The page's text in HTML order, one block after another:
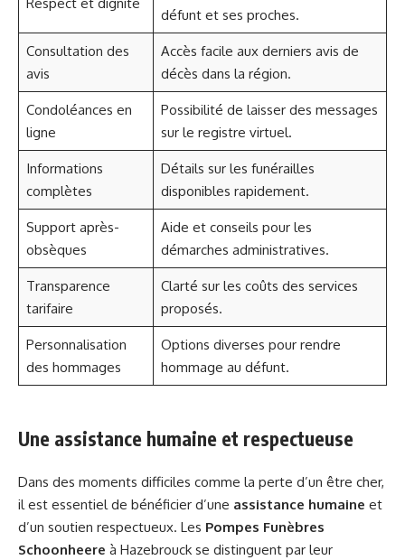
défunt et ses proches.
Consultation des
avis
Accès facile aux derniers avis de
décès dans la région.
Condoléances en
ligne
Possibilité de laisser des messages
sur le registre virtuel.
Informations
complètes
Détails sur les funérailles
disponibles rapidement.
Support après-
obsèques
Aide et conseils pour les
démarches administratives.
Transparence
tarifaire
Clarté sur les coûts des services
proposés.
Personnalisation
des hommages
Options diverses pour rendre
hommage au défunt.
Une assistance humaine et respectueuse
Dans des moments difficiles comme la perte d’un être cher,
il est essentiel de bénéficier d’une assistance humaine et
d’un soutien respectueux. Les Pompes Funèbres
Schoonheere à Hazebrouck se distinguent par leur